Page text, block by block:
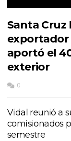
Santa Cruz
exportador
aportó el
exterior
0
Vidal reunió a
comisionados
semestre